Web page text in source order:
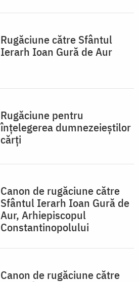
Rugăciune către Sfântul
Ierarh Ioan Gură de Aur
Rugăciune pentru
înțelegerea dumnezeieștilor
cărți
Canon de rugăciune către
Sfântul Ierarh Ioan Gură de
Aur, Arhiepiscopul
Constantinopolului
Canon de rugăciune către